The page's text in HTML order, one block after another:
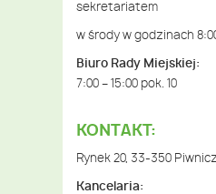
sekretariatem
w środy w godzinach
Biuro Rady Miejskiej:
7:00 – 15:00 pok. 10
KONTAKT:
Rynek 20, 33-350
Kancelaria: